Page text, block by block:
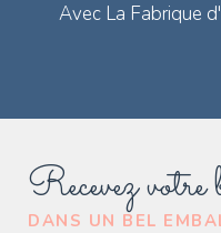
Recevez
DANS UN BEL
Avec La Fabrique